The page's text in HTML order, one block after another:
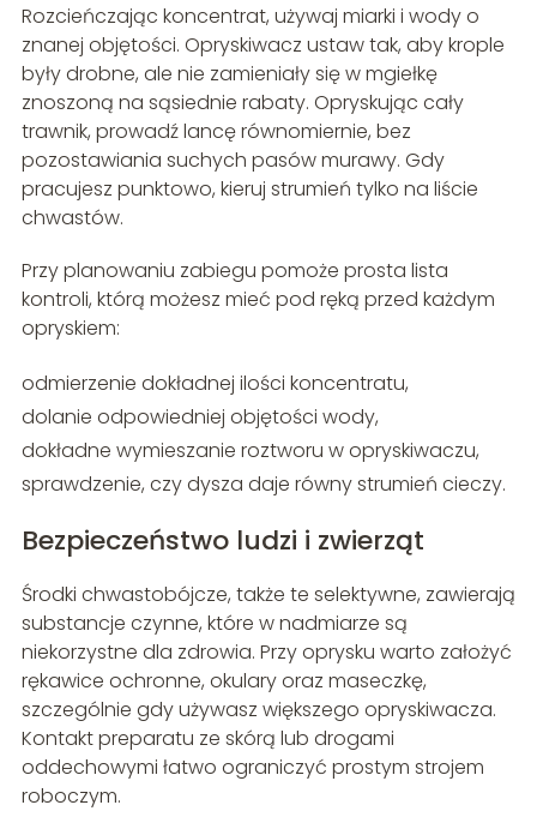
Rozcieńczając koncentrat, używaj miarki i wody o
znanej objętości. Opryskiwacz ustaw tak, aby krople
były drobne, ale nie zamieniały się w mgiełkę
znoszoną na sąsiednie rabaty. Opryskując cały
trawnik, prowadź lancę równomiernie, bez
pozostawiania suchych pasów murawy. Gdy
pracujesz punktowo, kieruj strumień tylko na liście
chwastów.
Przy planowaniu zabiegu pomoże prosta lista
kontroli, którą możesz mieć pod ręką przed każdym
opryskiem:
odmierzenie dokładnej ilości koncentratu,
dolanie odpowiedniej objętości wody,
dokładne wymieszanie roztworu w opryskiwaczu,
sprawdzenie, czy dysza daje równy strumień cieczy.
Bezpieczeństwo ludzi i zwierząt
Środki chwastobójcze, także te selektywne, zawierają
substancje czynne, które w nadmiarze są
niekorzystne dla zdrowia. Przy oprysku warto założyć
rękawice ochronne, okulary oraz maseczkę,
szczególnie gdy używasz większego opryskiwacza.
Kontakt preparatu ze skórą lub drogami
oddechowymi łatwo ograniczyć prostym strojem
roboczym.